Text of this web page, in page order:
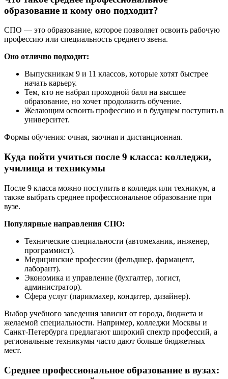
образование и кому оно подходит?
СПО — это образование, которое позволяет освоить рабочую
профессию или специальность среднего звена.
Оно отлично подходит:
Выпускникам 9 и 11 классов, которые хотят быстрее
начать карьеру.
Тем, кто не набрал проходной балл на высшее
образование, но хочет продолжить обучение.
Желающим освоить профессию и в будущем поступить в
университет.
Формы обучения: очная, заочная и дистанционная.
Куда пойти учиться после 9 класса: колледжи,
училища и техникумы
После 9 класса можно поступить в колледж или техникум, а
также выбрать среднее профессиональное образование при
вузе.
Популярные направления СПО:
Технические специальности (автомеханик, инженер,
программист).
Медицинские профессии (фельдшер, фармацевт,
лаборант).
Экономика и управление (бухгалтер, логист,
администратор).
Сфера услуг (парикмахер, кондитер, дизайнер).
Выбор учебного заведения зависит от города, бюджета и
желаемой специальности. Например, колледжи Москвы и
Санкт-Петербурга предлагают широкий спектр профессий, а
региональные техникумы часто дают больше бюджетных
мест.
Среднее профессиональное образование в вузах: